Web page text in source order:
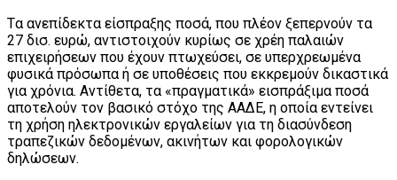
Tα ανεπίδεκτα είσπραξης ποσά, που πλέον ξεπερνούν τα
27 δισ. ευρώ, αντιστοιχούν κυρίως σε χρέη παλαιών
επιχειρήσεων που έχουν πτωχεύσει, σε υπερχρεωμένα
φυσικά πρόσωπα ή σε υποθέσεις που εκκρεμούν δικαστικά
για χρόνια. Αντίθετα, τα «πραγματικά» εισπράξιμα ποσά
αποτελούν τον βασικό στόχο της ΑΑΔΕ, η οποία εντείνει
τη χρήση ηλεκτρονικών εργαλείων για τη διασύνδεση
τραπεζικών δεδομένων, ακινήτων και φορολογικών
δηλώσεων.